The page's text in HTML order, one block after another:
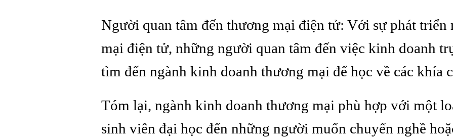
Người quan tâm đến thương mại điện tử: Với sự phát triển
mại điện tử, những người quan tâm đến việc kinh doanh
tìm đến ngành kinh doanh thương mại để học về các khía
Tóm lại, ngành kinh doanh thương mại phù hợp với một
sinh viên đại học đến những người muốn chuyển nghề